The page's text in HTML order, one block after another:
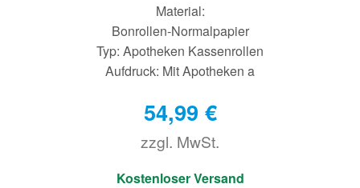
Material:
Bonrollen-Normalpapier
Typ: Apotheken Kassenrollen
Aufdruck: Mit Apotheken a
54,99 €
zzgl. MwSt.
€
Kostenloser Versand